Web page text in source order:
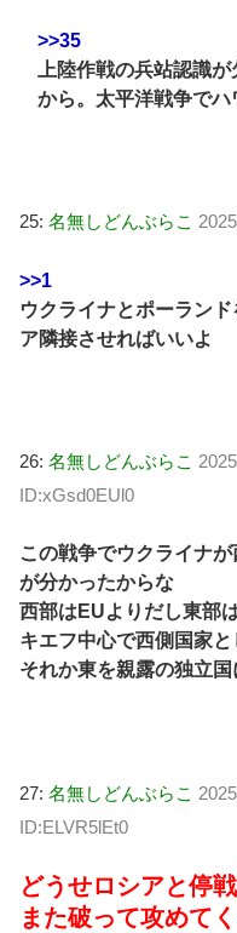
>>35
上陸作戦の兵站認識
から。太平洋戦争で
25: 名無しどんぶらこ
>>1
ウクライナとポーラン
ア隣接させればいいよ
26: 名無しどんぶらこ
ID:xGsd0EUl0
この戦争でウクライナ
が分かったからな
西部はEUよりだし東部
キエフ中心で西側国家
それか東を親露の独立
27: 名無しどんぶらこ
ID:ELVR5lEt0
どうせロシアと停
また破って攻めて